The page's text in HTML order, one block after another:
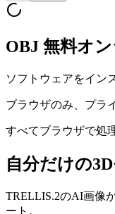
OBJ 無料オ
ソフトウェアをイン
ブラウザのみ、プラ
すべてブラウザで処
自分だけの
TRELLIS.2のAI画像
ート。